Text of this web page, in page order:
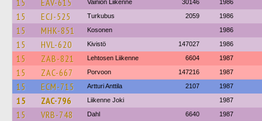
15 EAV-615 Vainion Liikenne 30146 1986
15 ECJ-525 Turkubus 2059 1986
15 MHK-851 Kosonen 1986
15 HVL-620 Kivistö 147027 1986
15 ZAB-821 Lehtosen Liikenne 6604 1987
15 ZAC-667 Porvoon 147216 1987
15 ECM-715 Artturi Anttila 2107 1987
15 ZAC-796 Liikenne Joki 1987
15 VRB-748 Dahl 6640 1987